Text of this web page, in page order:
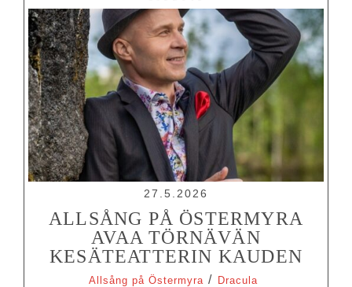
27.5.2026
ALLSÅNG PÅ ÖSTERMYRA
AVAA TÖRNÄVÄN
KESÄTEATTERIN KAUDEN
Allsång på Östermyra / Dracula